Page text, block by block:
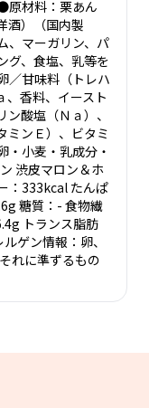
原材料：栗あん
酒）（国内製
、マーガリン、パ
グ、食塩、乳等を
／甘味料（トレハ
、香料、イースト
酸塩（Ｎａ）、
ミンＥ）、ビタミ
・小麦・乳成分・
渋皮マロン＆ホ
：333kcal たんぱ
糖質：- 食物繊
トランス脂肪
ゲン情報：卵、
れに準ずるもの